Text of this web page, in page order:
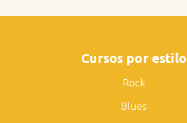
Cursos por estilo
Rock
Blues